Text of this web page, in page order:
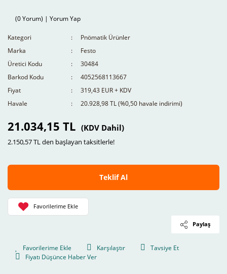
(0 Yorum) | Yorum Yap
Kategori
Pnömatik Ürünler
Marka
Festo
Üretici Kodu
30484
Barkod Kodu
4052568113667
Fiyat
319,43 EUR + KDV
Havale
20.928,98 TL (%0,50 havale indirimi)
21.034,15 TL (KDV Dahil)
2.150,57 TL den başlayan taksitlerle!
Teklif Al
Paylaş
Karşılaştır
Tavsiye Et
Fiyatı Düşünce Haber Ver